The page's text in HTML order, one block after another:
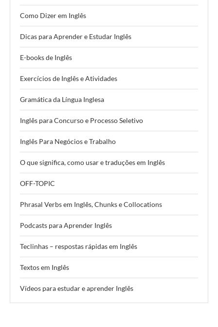
Como Dizer em Inglês
Dicas para Aprender e Estudar Inglês
E-books de Inglês
Exercícios de Inglês e Atividades
Gramática da Língua Inglesa
Inglês para Concurso e Processo Seletivo
Inglês Para Negócios e Trabalho
O que significa, como usar e traduções em Inglês
OFF-TOPIC
Phrasal Verbs em Inglês, Chunks e Collocations
Podcasts para Aprender Inglês
Teclinhas – respostas rápidas em Inglês
Textos em Inglês
Vídeos para estudar e aprender Inglês